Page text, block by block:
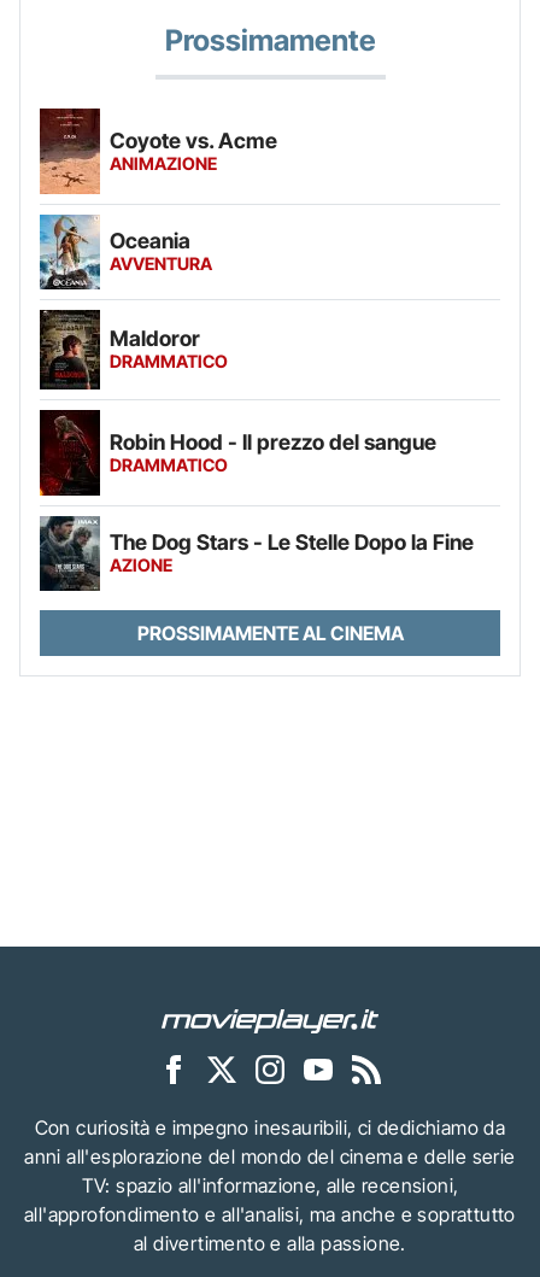
Prossimamente
Coyote vs. Acme
ANIMAZIONE
Oceania
AVVENTURA
Maldoror
DRAMMATICO
Robin Hood - Il prezzo del sangue
DRAMMATICO
The Dog Stars - Le Stelle Dopo la Fine
AZIONE
PROSSIMAMENTE AL CINEMA
Con curiosità e impegno inesauribili, ci dedichiamo da
anni all'esplorazione del mondo del cinema e delle serie
TV: spazio all'informazione, alle recensioni,
all'approfondimento e all'analisi, ma anche e soprattutto
al divertimento e alla passione.